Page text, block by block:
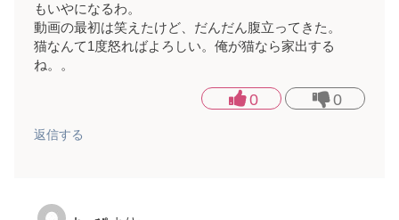
もいやになるわ。
動画の最初は笑えたけど、だんだん腹立ってきた。
猫なんて1度怒ればよろしい。俺が猫なら家出する
ね。。
0 0
返信する